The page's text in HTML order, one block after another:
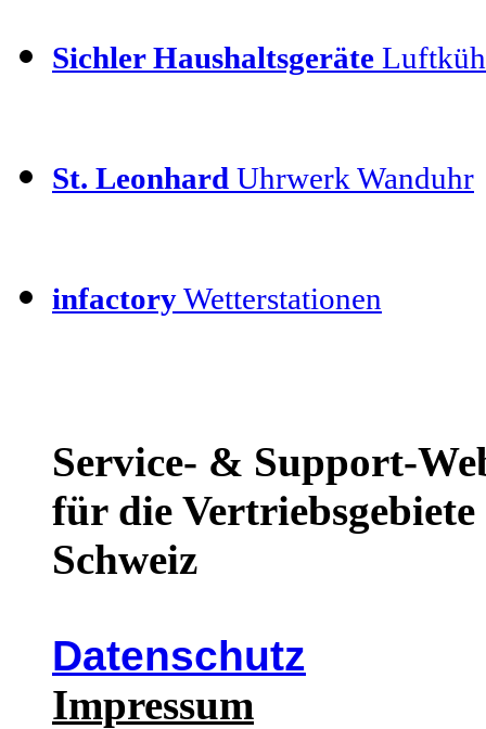
Sichler Haushaltsgeräte
St. Leonhard Uhrwerk Wanduhr
infactoryWetterstationen
Service- & Support-
für die
Schweiz
Datenschutz
Impressum